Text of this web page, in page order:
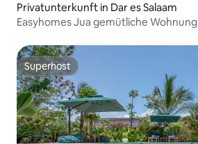
Privatunterkunft in Dar es Salaam
Easyhomes Jua gemütliche Wohnung
Superhost
Superhost